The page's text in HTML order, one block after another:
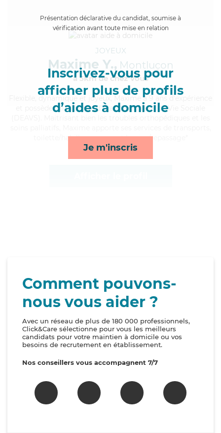
Présentation déclarative du candidat, soumise à
vérification avant toute mise en relation
Inscrivez-vous pour
afficher plus de profils
d’aides à domicile
Je m'inscris
JOYEUX
Maxime Y., Montluçon
à 5km de chez Vous
, dynamique et joyeux, Maxime a 9 ans d'expérience
et possède un diplôme d'État d'Auxiliaire de Vie Sociale
toilette/habillage, repas et lessive/repassage*
Comment pouvons-
nous vous aider ?
Avec un réseau de plus de 180 000 professionnels,
Click&Care sélectionne pour vous les meilleurs
candidats pour votre maintien à domicile ou vos
besoins de recrutement en établissement.
Nos conseillers vous accompagnent 7/7